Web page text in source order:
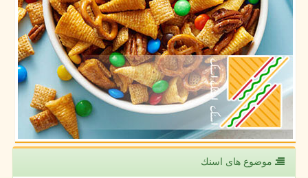
موضوع های اسنك